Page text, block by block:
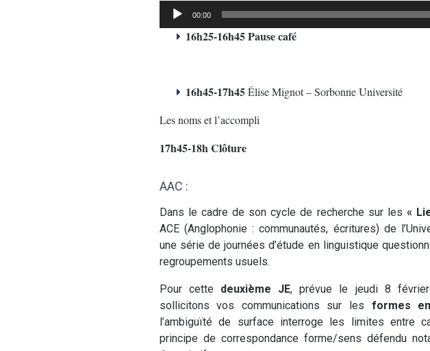
Lecteur
00:00
16h25-16h45 Pause café
16h45-17h45Élise Mignot – Sorbonne Université
Les noms et l’accompli
17h45-18h Clôture
AAC :
Dans le cadre de son cycle de recherche sur les «
ACE (Anglophonie : communautés, écritures) de
une série de journées d’étude en linguistique
regroupements usuels.
Pour cette deuxième JE, prévue le jeudi8
sollicitons vos communications sur les formes
l’ambiguïté de surface interroge les limites entre
principe de correspondance forme/sens défendu